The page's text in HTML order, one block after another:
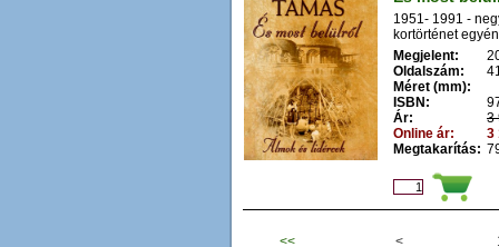
1951- 1991 -
kortörténet
Megjelent:
Oldalszám:
Méret (mm):
ISBN:
Ár:
3
Online ár:
3
Megtakarítás:
<< <